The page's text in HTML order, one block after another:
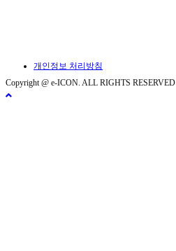
개인정보 처리방침
Copyright @ e-ICON. ALL RIGHTS RESERVED